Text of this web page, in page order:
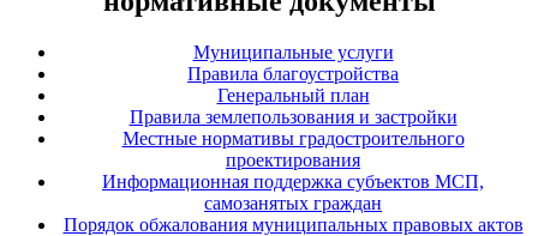
Муниципальные услуги
Правила благоустройства
Генеральный план
Правила землепользования и застройки
Местные нормативы градостроительного
проектирования
Информационная поддержка субъектов МСП,
самозанятых граждан
Порядок обжалования муниципальных правовых актов